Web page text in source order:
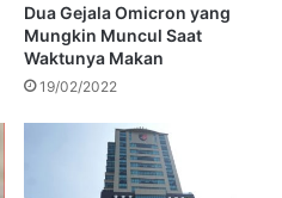
Dua Gejala Omicron yang
Mungkin Muncul Saat
Waktunya Makan
19/02/2022